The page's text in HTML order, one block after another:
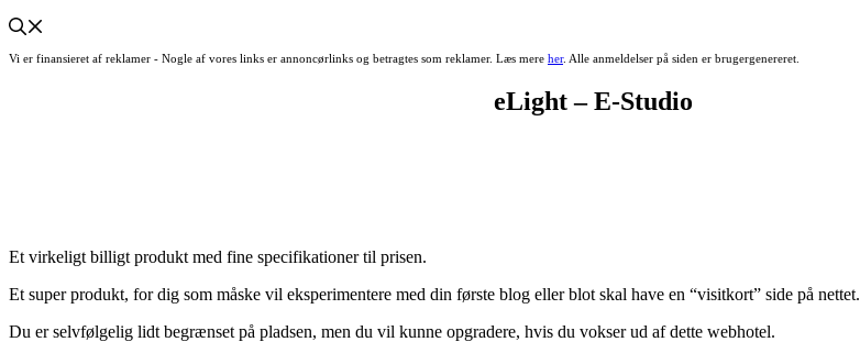
Vi er finansieret af reklamer - Nogle af vores links er annoncørlinks og betragtes som reklamer. Læs mere her. Alle anmeldelser på siden er brugergenereret.
eLight – E-Studio
Et virkeligt billigt produkt med fine specifikationer til prisen.
Et super produkt, for dig som måske vil eksperimentere med din første blog eller blot skal have en “visitkort” side på nettet.
Du er selvfølgelig lidt begrænset på pladsen, men du vil kunne opgradere, hvis du vokser ud af dette webhotel.